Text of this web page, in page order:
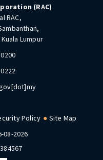
(RAC)
RAC,
Lumpur
Policy
Site Map
08-2026
384567